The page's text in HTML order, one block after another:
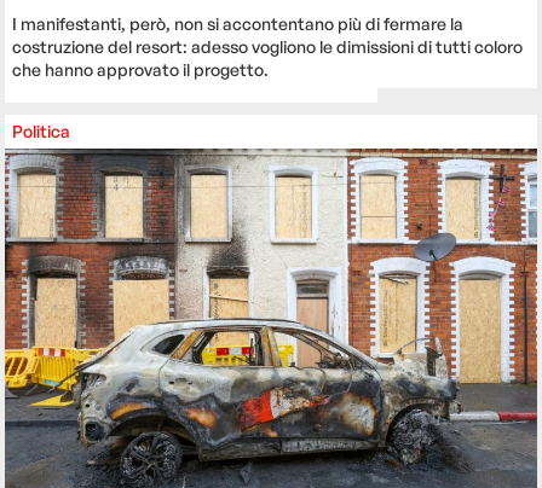
I manifestanti, però, non si accontentano più di fermare la
costruzione del resort: adesso vogliono le dimissioni di tutti coloro
che hanno approvato il progetto.
Politica